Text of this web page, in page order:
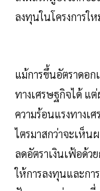
ลงทุนในโครงการใ
แม้การขึ้นอัตราดอก
ทางเศรษฐกิจได้ แ
ความร้อนแรงทางเ
ไตรมาสกว่าจะเห็น
ลดอัตราเงินเฟ้อด้ว
ให้การลงทุนและกา